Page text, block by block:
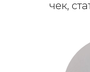
чек,